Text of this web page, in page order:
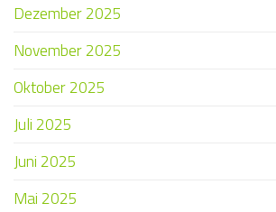
Dezember 2025
November 2025
Oktober 2025
Juli 2025
Juni 2025
Mai 2025